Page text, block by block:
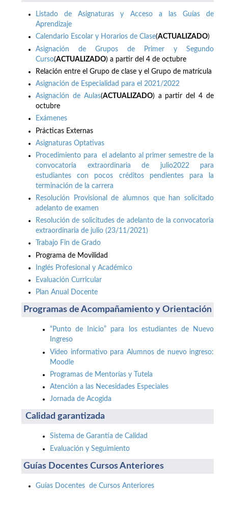
Listado de Asignaturas y Acceso a las Guías de
Aprendizaje
Calendario Escolar y Horarios de Clase(ACTUALIZADO)
Asignación de Grupos de Primer y Segundo
Curso(ACTUALIZADO) a partir del 4 de octubre
Relación entre el Grupo de clase y el Grupo de matrícula
Asignación de Especialidad para el 2021/2022
Asignación de Aulas(ACTUALIZADO) a partir del 4 de
octubre
Exámenes
Prácticas Externas
Asignaturas Optativas
Procedimiento para el adelanto al primer semestre de la
convocatoria extraordinaria de julio2022 para
estudiantes con pocos créditos pendientes para la
terminación de la carrera
Resolución Provisional de alumnos que han solicitado
adelanto de examen
Resolución de solicitudes de adelanto de la convocatoria
extraordinaria de julio (23/11/2021)
Trabajo Fin de Grado
Programa de Movilidad
Inglés Profesional y Académico
Evaluación Curricular
Plan Anual Docente
Programas de Acompañamiento y Orientación
“Punto de Inicio” para los estudiantes de Nuevo
Ingreso
Vídeo informativo para Alumnos de nuevo ingreso:
Moodle
Programas de Mentorías y Tutela
Atención a las Necesidades Especiales
Jornada de Acogida
Calidad garantizada
Sistema de Garantía de Calidad
Evaluación y Seguimiento
Guías Docentes Cursos Anteriores
Guías Docentes de Cursos Anteriores